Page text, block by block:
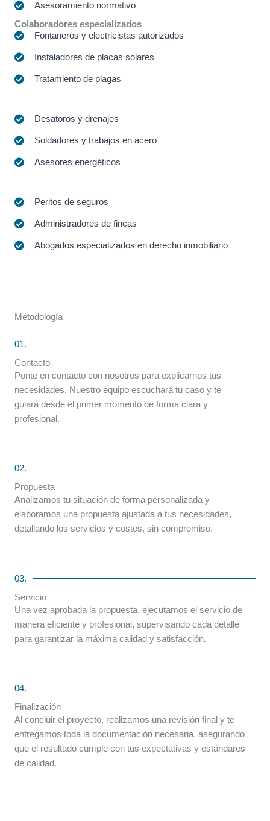
Asesoramiento normativo
Colaboradores especializados
Fontaneros y electricistas autorizados
Instaladores de placas solares
Tratamiento de plagas
Desatoros y drenajes
Soldadores y trabajos en acero
Asesores energéticos
Peritos de seguros
Administradores de fincas
Abogados especializados en derecho inmobiliario
Metodología
01.
Contacto
Ponte en contacto con nosotros para explicarnos tus
necesidades. Nuestro equipo escuchará tu caso y te
guiará desde el primer momento de forma clara y
profesional.
02.
Propuesta
Analizamos tu situación de forma personalizada y
elaboramos una propuesta ajustada a tus necesidades,
detallando los servicios y costes, sin compromiso.
03.
Servicio
Una vez aprobada la propuesta, ejecutamos el servicio de
manera eficiente y profesional, supervisando cada detalle
para garantizar la máxima calidad y satisfacción.
04.
Finalización
Al concluir el proyecto, realizamos una revisión final y te
entregamos toda la documentación necesaria, asegurando
que el resultado cumple con tus expectativas y estándares
de calidad.